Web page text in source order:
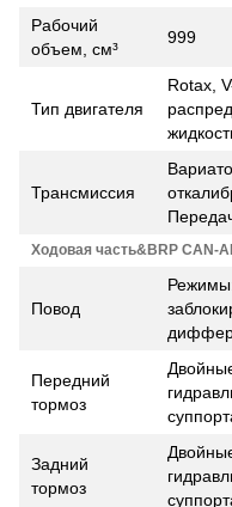
Рабочий
объем, см³
999
Тип двигателя
Rotax,
Трансмиссия
Ходовая часть&BRP CAN-
Повод
Передний
тормоз
Задний
тормоз